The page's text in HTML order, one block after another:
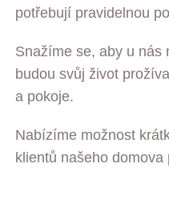
potřebují pravidelnou
Snažíme se, aby u nás
budou svůj život
a pokoje.
Nabízíme možnost
klientů našeho domova